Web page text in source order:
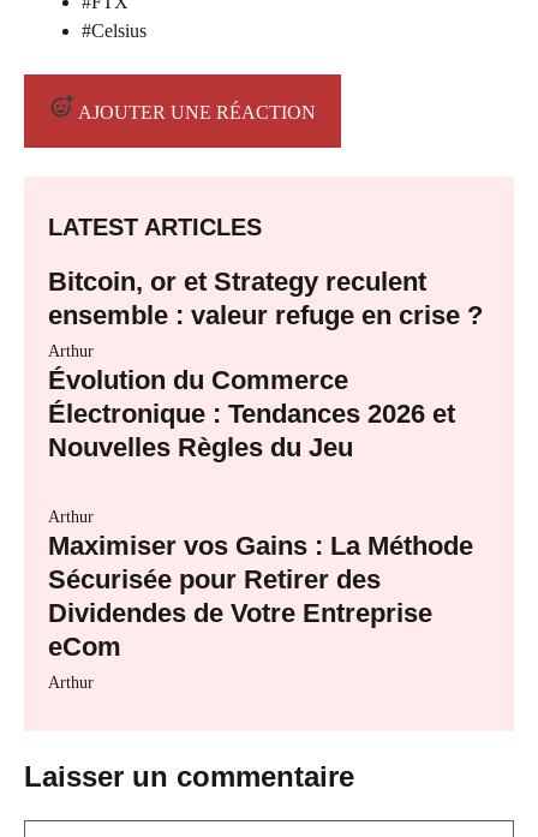
#Celsius
AJOUTER UNE RÉACTION
LATEST ARTICLES
Bitcoin, or et Strategy reculent
ensemble : valeur refuge en crise ?
Arthur
Évolution du Commerce
Électronique : Tendances 2026 et
Nouvelles Règles du Jeu
Arthur
Maximiser vos Gains : La Méthode
Sécurisée pour Retirer des
Dividendes de Votre Entreprise
eCom
Arthur
Laisser un commentaire